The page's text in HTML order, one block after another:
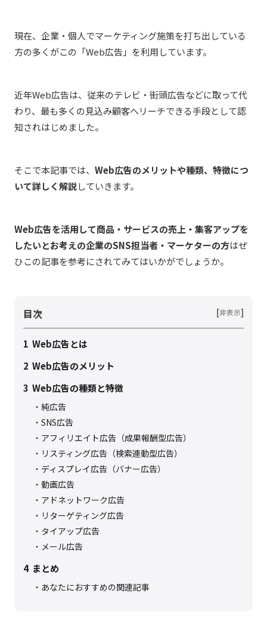
現在、企業・個人でマーケティング施策を打ち出している
方の多くがこの「Web広告」を利用しています。
近年Web広告は、従来のテレビ・街頭広告などに取って代
わり、最も多くの見込み顧客へリーチできる手段として認
知されはじめました。
そこで本記事では、 Web広告のメリットや種類、特徴につ
いて詳しく解説していきます。
Web広告を活用して商品・サービスの売上・集客アップを
したいとお考えの企業のSNS担当者・マーケターの方はぜ
ひこの記事を参考にされてみてはいかがでしょうか。
目次 [非表示]
1 Web広告とは
2 Web広告のメリット
3 Web広告の種類と特徴
純広告
SNS広告
アフィリエイト広告（成果報酬型広告）
リスティング広告（検索連動型広告）
ディスプレイ広告（バナー広告）
動画広告
アドネットワーク広告
リターゲティング広告
タイアップ広告
メール広告
4 まとめ
あなたにおすすめの関連記事